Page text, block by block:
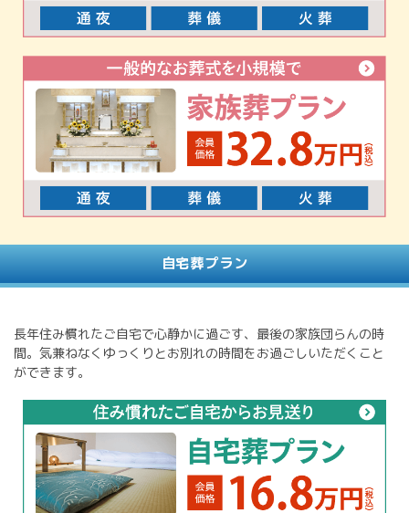
自宅葬プラン
長年住み慣れたご自宅で心静かに過ごす、最後の家族団らんの時
間。気兼ねなくゆっくりとお別れの時間をお過ごしいただくこと
ができます。